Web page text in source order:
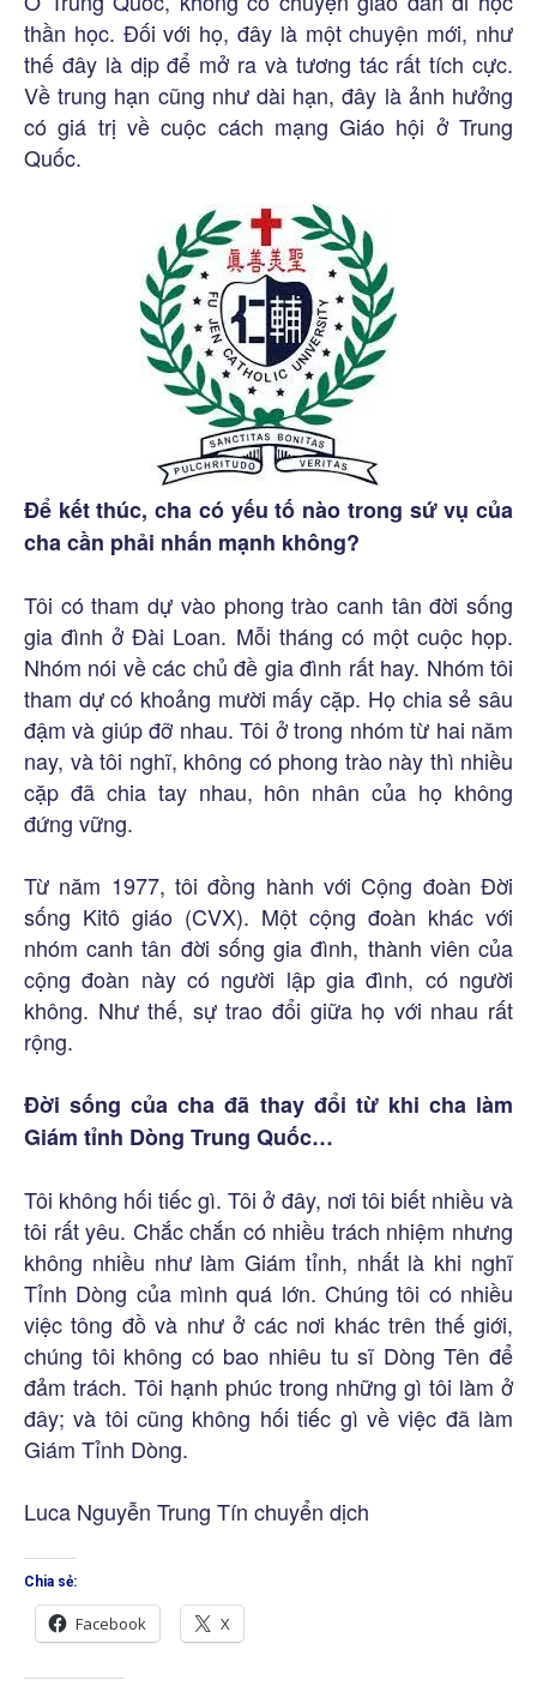
thần học. Đối với họ, đây là một chuyện mới, như
thế đây là dịp để mở ra và tương tác rất tích cực.
Về trung hạn cũng như dài hạn, đây là ảnh hưởng
có giá trị về cuộc cách mạng Giáo hội ở Trung
Quốc.
Để kết thúc, cha có yếu tố nào trong sứ vụ của
cha cần phải nhấn mạnh không?
Tôi có tham dự vào phong trào canh tân đời sống
gia đình ở Đài Loan. Mỗi tháng có một cuộc họp.
Nhóm nói về các chủ đề gia đình rất hay. Nhóm tôi
tham dự có khoảng mười mấy cặp. Họ chia sẻ sâu
đậm và giúp đỡ nhau. Tôi ở trong nhóm từ hai năm
nay, và tôi nghĩ, không có phong trào này thì nhiều
cặp đã chia tay nhau, hôn nhân của họ không
đứng vững.
Từ năm 1977, tôi đồng hành với Cộng đoàn Đời
sống Kitô giáo (CVX). Một cộng đoàn khác với
nhóm canh tân đời sống gia đình, thành viên của
cộng đoàn này có người lập gia đình, có người
không. Như thế, sự trao đổi giữa họ với nhau rất
rộng.
Đời sống của cha đã thay đổi từ khi cha làm
Giám tỉnh Dòng Trung Quốc…
Tôi không hối tiếc gì. Tôi ở đây, nơi tôi biết nhiều và
tôi rất yêu. Chắc chắn có nhiều trách nhiệm nhưng
không nhiều như làm Giám tỉnh, nhất là khi nghĩ
Tỉnh Dòng của mình quá lớn. Chúng tôi có nhiều
việc tông đồ và như ở các nơi khác trên thế giới,
chúng tôi không có bao nhiêu tu sĩ Dòng Tên để
đảm trách. Tôi hạnh phúc trong những gì tôi làm ở
đây; và tôi cũng không hối tiếc gì về việc đã làm
Giám Tỉnh Dòng.
Luca Nguyễn Trung Tín chuyển dịch
Chia sẻ:
Facebook X